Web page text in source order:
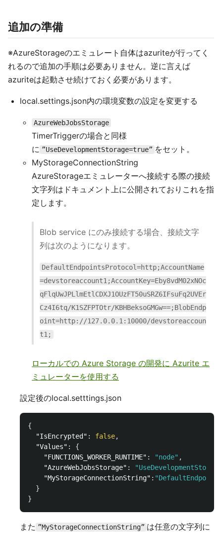
追加の準備
※AzureStorageのエミュレート自体はazuriteが行ってく
れるので追加の手順は必要ありません。逆に言えば
azuriteは起動させ続けておく必要があります。
local.settings.json内の環境変数の設定を変更する
AzureWebJobsStorage
TimerTriggerの場合と同様
に ”UseDevelopmentStorage=true” をセット。
MyStorageConnectionString
AzureStorageエミュレーターへ接続する際の接続
文字列はドキュメント上に公開されておりこれを指
定します。
Blob service にのみ接続する場合、接続文字
列は次のようになります。
DefaultEndpointsProtocol=http;AccountName
=devstoreaccount1;AccountKey=Eby8vdM02xNOc
qFlqUwJPLlmEtlCDXJ1OUzFT50uSRZ6IFsuFq2UVEr
Cz4I6tq/K1SZFPTOtr/KBHBeksoGMGw==;BlobEndp
oint=http://127.0.0.1:10000/devstoreaccoun
t1;
ローカルでの Azure Storage の開発に Azurite エ
ミュレーターを使用する
設定後のlocal.setttings.json
{
"IsEncrypted" : false,
"Values" :
{
"FUNCTIONS_WORKER_RUNTIME" : "node" ,
"AzureWebJobsStorage" :
"MyStorageConnectionString" :
}
}
また ”MyStorageConnectionString” は任意の文字列に